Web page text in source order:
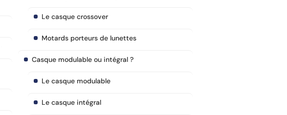
Le casque crossover
Motards porteurs de lunettes
Casque modulable ou intégral ?
Le casque modulable
Le casque intégral